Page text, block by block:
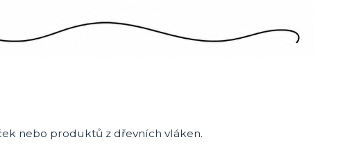
nebo produktů z dřevních vláken.